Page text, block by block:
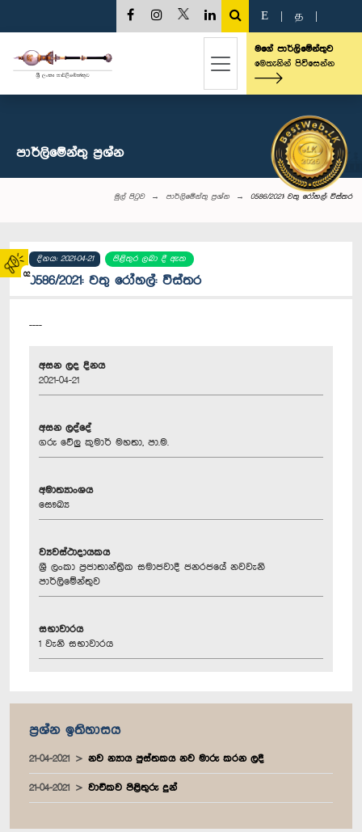
02
E த
මගේ පාර්ලිමේන්තුව
මෙතැනින් පිවිසෙන්න
පාර්ලි‌මේන්තු‌ ප්‍රශ්න
මුල් පිටුව පාර්ලි‌මේන්තු‌ ප්‍රශ්න 0586/2021: වතු රෝහල්: විස්තර
දිනය: 2021-04-21 පිළිතුර ලබා දී ඇත
0586/2021: වතු රෝහල්: විස්තර
----
අසන ලද දිනය
2021-04-21
අසන ලද්දේ
ගරු වේලු කුමාර් මහතා, පා.ම.
අමාත්‍යාංශය
සෞඛ්‍ය
ව්‍යවස්ථාදායකය
ශ්‍රී ලංකා ප්‍රජාතාන්ත්‍රික සමාජවාදී ජනරජයේ නවවැනි
පාර්ලිමේන්තුව
සභාවාරය
1 වැනි සභාවාරය
ප්‍රශ්න ඉතිහාසය
21-04-2021 නව න්‍යාය පුස්තකය නව මාරු කරන ලදී
21-04-2021 වාචිකව පිළිතුරු දුන්